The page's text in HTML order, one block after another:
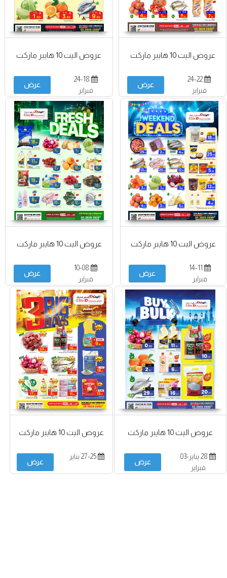
عروض اليت 10 هايبر ماركت
24-22
فبراير
عرض
عروض اليت 10 هايبر ماركت
24-18
فبراير
عرض
عروض اليت 10 هايبر ماركت
14-11
فبراير
عرض
عروض اليت 10 هايبر ماركت
10-08
فبراير
عرض
عروض اليت 10 هايبر ماركت
28 يناير-03
فبراير
عرض
عروض اليت 10 هايبر ماركت
عرض